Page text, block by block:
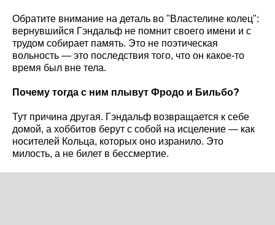
Обратите внимание на деталь во "Властелине колец":
вернувшийся Гэндальф не помнит своего имени и с
трудом собирает память. Это не поэтическая
вольность — это последствия того, что он какое-то
время был вне тела.
Почему тогда с ним плывут Фродо и Бильбо?
Тут причина другая. Гэндальф возвращается к себе
домой, а хоббитов берут с собой на исцеление — как
носителей Кольца, которых оно изранило. Это
милость, а не билет в бессмертие.